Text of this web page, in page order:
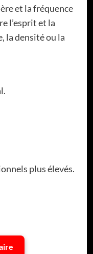
et la fréquence
l’esprit et la
la densité ou la
plus élevés.